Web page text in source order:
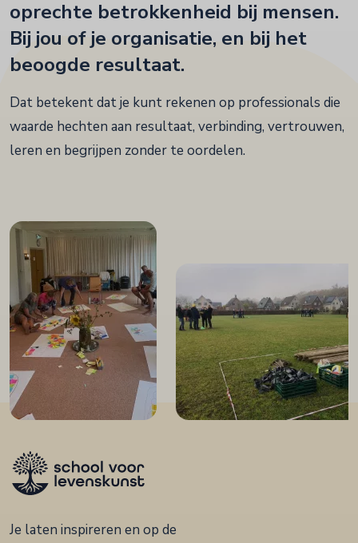
oprechte betrokkenheid bij mensen.
Bij jou of je organisatie, en bij het
beoogde resultaat.
Dat betekent dat je kunt rekenen op professionals die
waarde hechten aan resultaat, verbinding, vertrouwen,
leren en begrijpen zonder te oordelen.
Je laten inspireren en op de